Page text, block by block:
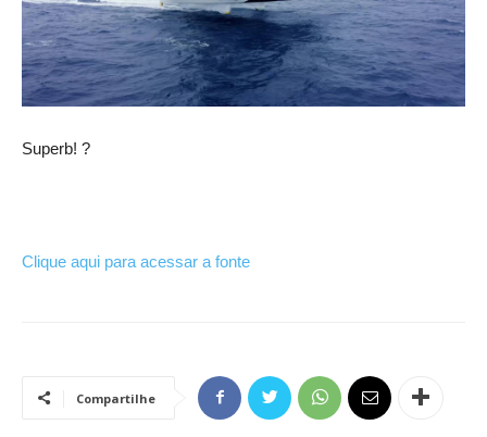
Superb! ?
Clique aqui para acessar a fonte
Compartilhe